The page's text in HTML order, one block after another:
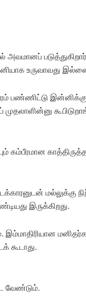
உருவாவது
பண்ணிட்டு
கம்பீரமான
மல்லுக்கு
இருக்கிறது.
கூடாது.
வேண்டும்.